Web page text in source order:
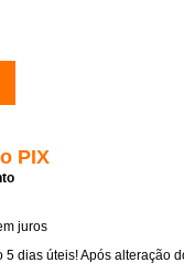
PIX
juros
5 dias úteis! Após alteração